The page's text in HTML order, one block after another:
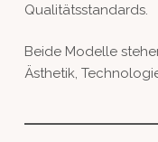
Qualitätsstandards.
Beide Modelle
Ästhetik,